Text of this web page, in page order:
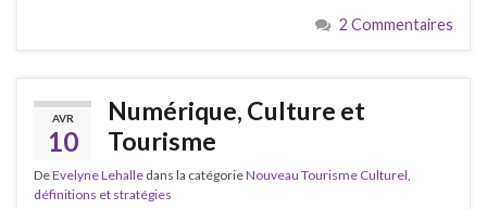
2 Commentaires
AVR
10
Numérique, Culture et
Tourisme
DeEvelyne Lehalle dans la catégorieNouveau Tourisme Culturel,
définitions et stratégies